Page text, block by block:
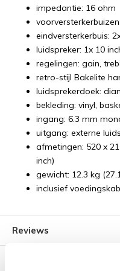
impedantie: 16 ohm
eindversterkerbuis:
luidspreker: 1x 10
regelingen: gain,
retro-stijl Bakelite
luidsprekerdoek:
bekleding: vinyl,
ingang: 6.3 mm
uitgang: externe
afmetingen: 520 x
inch)
gewicht: 12.3 kg
inclusief
Reviews